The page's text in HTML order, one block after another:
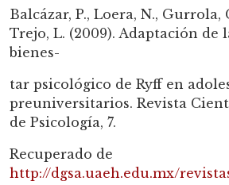
Balcázar, P., Loera, N.,
Trejo, L. (2009). Adaptación de
bienes-
tar psicológico de Ryff en
preuniversitarios. Revista
de Psicología, 7.
Recuperado de
http://dgsa.uaeh.edu.mx/revistas/index.php/